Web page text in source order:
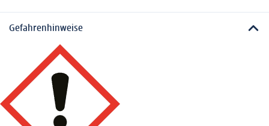
Gefahrenhinweise